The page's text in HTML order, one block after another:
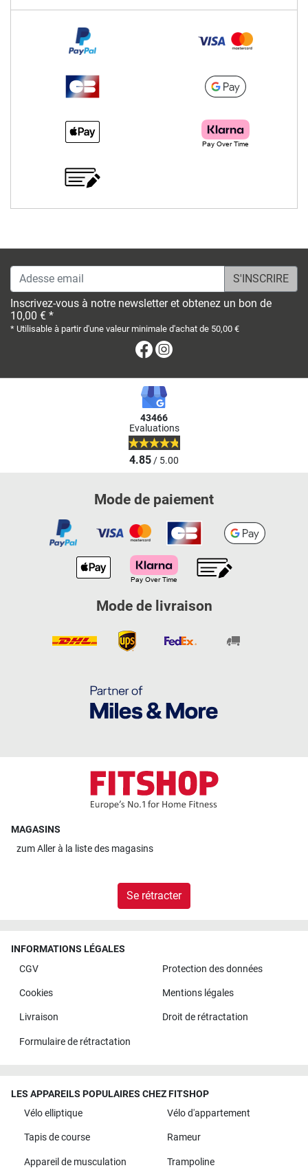
Adesse email
Inscrivez-vous à notre newsletter et obtenez un bon de
10,00 € *
* Utilisable à partir d'une valeur minimale d'achat de 50,00 €
Facebook
43466
Evaluations
4.85/ 5.00
Mode de paiement
Mode de livraison
MAGASINS
zumAller à la liste des magasins
Se rétracter
INFORMATIONS LÉGALES
CGV
Protection des données
Cookies Mentions légales
Livraison Droit de rétractation
Formulaire de rétractation
LES APPAREILS POPULAIRES CHEZ FITSHOP
Vélo elliptique
Vélo d'appartement
Tapis de course Rameur
Appareil de musculation Trampoline